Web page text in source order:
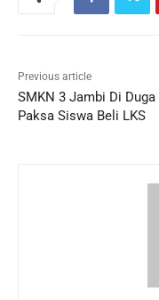
Previous article
SMKN 3 Jambi Di Duga
Paksa Siswa Beli LKS